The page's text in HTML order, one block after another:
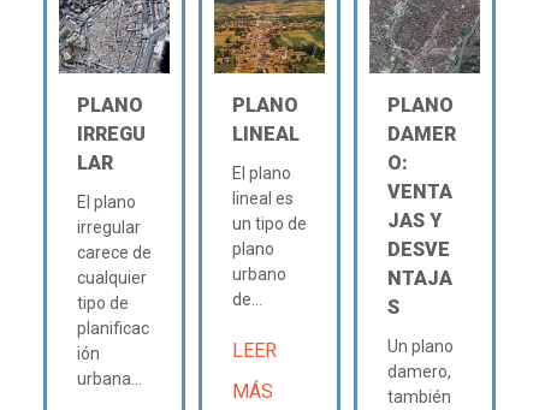
PLANO
IRREGU
LAR
El plano
irregular
carece de
cualquier
tipo de
planificac
ión
urbana...
PLANO
LINEAL
El plano
lineal es
un tipo de
plano
urbano
de...
LEER
MÁS
PLANO
DAMER
O:
VENTA
JAS Y
DESVE
NTAJA
S
Un plano
damero,
también